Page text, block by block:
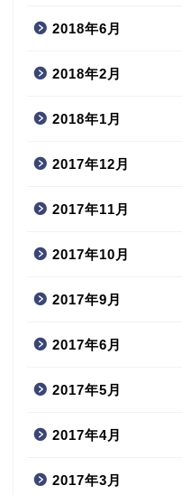
2018年6月
2018年2月
2018年1月
2017年12月
2017年11月
2017年10月
2017年9月
2017年6月
2017年5月
2017年4月
2017年3月